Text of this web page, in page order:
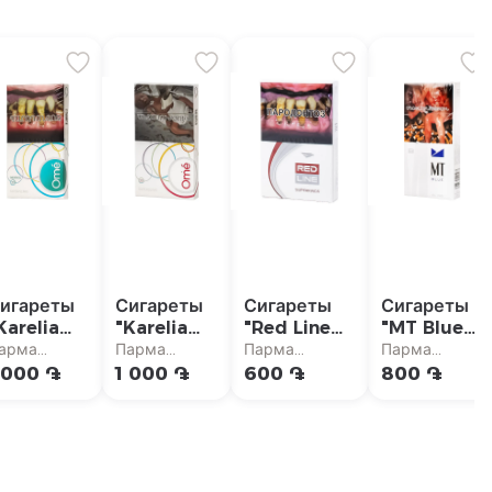
000 ֏
Сигареты
"Karelia
Ome
Superslims
Парма
супермаркет
1 000 ֏
Сигареты
"Red Line
Superkings"
Парма
супермаркет
600 ֏
Сигареты
"MT Blue
Slims"
Парма
супермаркет
800 ֏